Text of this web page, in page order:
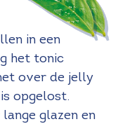
in een
het tonic
over de jelly
opgelost.
glazen en